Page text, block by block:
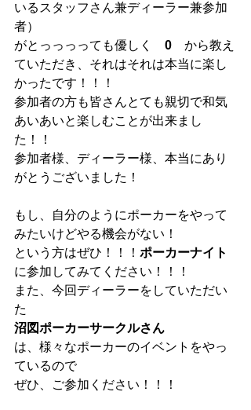
いるスタッフさん兼ディーラー兼参加
者）
がとっっっっても優しく 0 から教え
ていただき、それはそれは本当に楽し
かったです！！！
参加者の方も皆さんとても親切で和気
あいあいと楽しむことが出来まし
た！！
参加者様、ディーラー様、本当にあり
がとうございました！
もし、自分のようにポーカーをやって
みたいけどやる機会がない！
という方はぜひ！！！ ポーカーナイト
に参加してみてください！！！
また、今回ディーラーをしていただい
た
沼図ポーカーサークルさん
は、様々なポーカーのイベントをやっ
ているので
ぜひ、ご参加ください！！！